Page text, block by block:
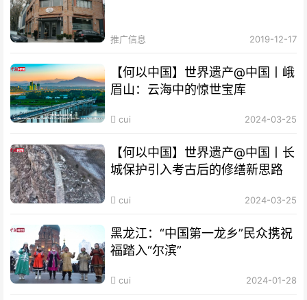
推广信息 2019-12-17
【何以中国】世界遗产@中国丨峨
眉山：云海中的惊世宝库
cui 2024-03-25
【何以中国】世界遗产@中国丨长
城保护引入考古后的修缮新思路
cui 2024-03-25
黑龙江：“中国第一龙乡”民众携祝
福踏入“尔滨”
cui 2024-01-28